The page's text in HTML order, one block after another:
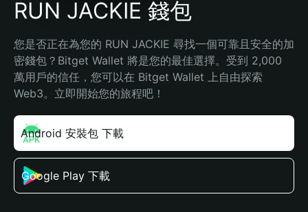
RUN JACKIE 錢包
您是否正在為您的 RUN JACKIE 尋找一個可靠且安全的加
密錢包？Bitget Wallet 將是您的最佳選擇。受到 2,000
萬用戶的信任，您可以在 Bitget Wallet 上自由探索
Web3。立即開始您的旅程吧！
Android 安裝包 下載
Google Play 下載